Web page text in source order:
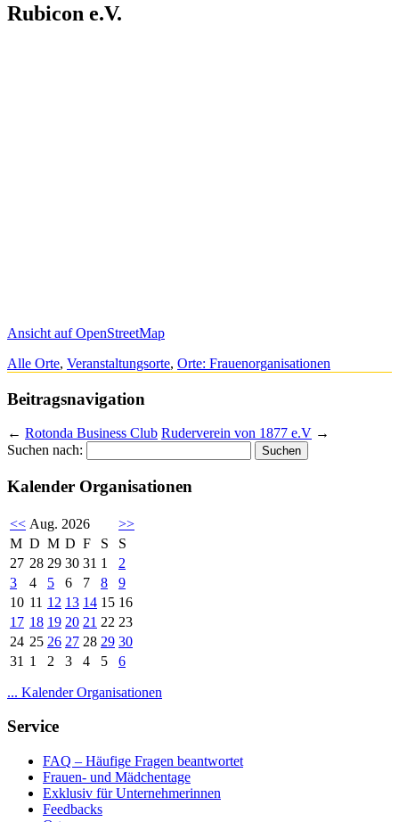
Rubicon e.V.
Ansicht auf OpenStreetMap
Alle Orte, Veranstaltungsorte, Orte: Frauenorganisationen
Beitragsnavigation
← Rotonda Business Club Ruderverein von 1877 e.V →
Suchen nach:
Kalender Organisationen
<< Aug. 2026
>>
M D M D F S
S
27 28 29 30 31 1
2
3
4 5 6 7 8
9
10 11 12 13 14 15 16
17 18 19 20 21 22 23
24 25 26 27 28 29 30
31 1 2 3 4 5 6
... Kalender Organisationen
Service
FAQ – Häufige Fragen beantwortet
Frauen- und Mädchentage
Exklusiv für Unternehmerinnen
Feedbacks